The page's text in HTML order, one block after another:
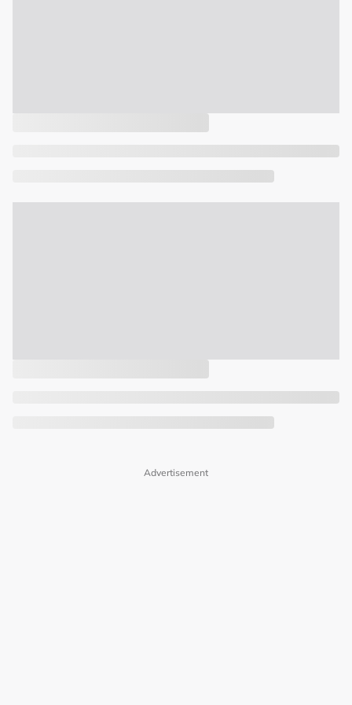
Advertisement